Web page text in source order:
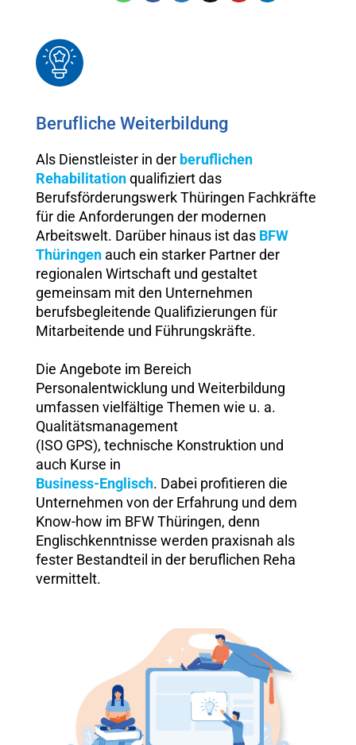
Berufliche Weiterbildung
Als Dienstleister in der beruflichen
Rehabilitationqualifiziert das
Berufsförderungswerk Thüringen Fachkräfte
für die Anforderungen der modernen
Arbeitswelt. Darüber hinaus ist das BFW
Thüringen auch ein starker Partner der
regionalen Wirtschaft und gestaltet
gemeinsam mit den Unternehmen
berufsbegleitende Qualifizierungen für
Mitarbeitende und Führungskräfte.
Die Angebote im Bereich
Personalentwicklung und Weiterbildung
umfassen vielfältige Themen wie u. a.
Qualitätsmanagement
(ISO GPS), technische Konstruktion und
auch Kurse in
Business-Englisch. Dabei profitieren die
Unternehmen von der Erfahrung und dem
Know-how im BFW Thüringen, denn
Englischkenntnisse werden praxisnah als
fester Bestandteil in der beruflichen Reha
vermittelt.